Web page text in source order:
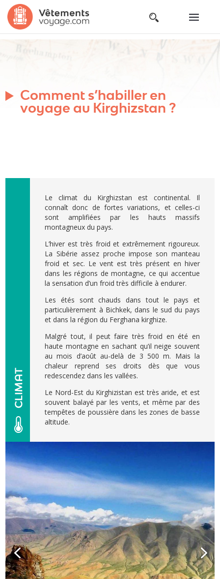
Comment s’habiller en
voyage au Kirghizstan ?
Le climat du Kirghizstan est continental. Il
connaît donc de fortes variations, et celles-ci
sont amplifiées par les hauts massifs
montagneux du pays.
L’hiver est très froid et extrêmement rigoureux.
La Sibérie assez proche impose son manteau
froid et sec. Le vent est très présent en hiver
dans les régions de montagne, ce qui accentue
la sensation d’un froid très difficile à endurer.
Les étés sont chauds dans tout le pays et
particulièrement à Bichkek, dans le sud du pays
et dans la région du Ferghana kirghize.
Malgré tout, il peut faire très froid en été en
haute montagne en sachant qu’il neige souvent
au mois d’août au-delà de 3 500 m. Mais la
chaleur reprend ses droits dès que vous
redescendez dans les vallées.
Le Nord-Est du Kirghizistan est très aride, et est
souvent balayé par les vents, et même par des
tempêtes de poussière dans les zones de basse
altitude.